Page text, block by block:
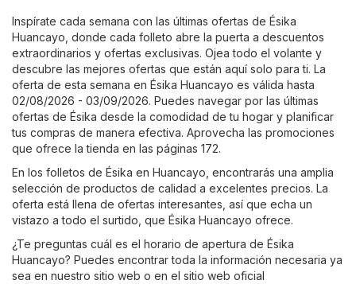
Inspírate cada semana con las últimas ofertas de Ésika
Huancayo, donde cada folleto abre la puerta a descuentos
extraordinarios y ofertas exclusivas. Ojea todo el volante y
descubre las mejores ofertas que están aquí solo para ti. La
oferta de esta semana en Ésika Huancayo es válida hasta
02/08/2026 - 03/09/2026. Puedes navegar por las últimas
ofertas de Ésika desde la comodidad de tu hogar y planificar
tus compras de manera efectiva. Aprovecha las promociones
que ofrece la tienda en las páginas 172.
En los folletos de Ésika en Huancayo, encontrarás una amplia
selección de productos de calidad a excelentes precios. La
oferta está llena de ofertas interesantes, así que echa un
vistazo a todo el surtido, que Ésika Huancayo ofrece.
¿Te preguntas cuál es el horario de apertura de Ésika
Huancayo? Puedes encontrar toda la información necesaria ya
sea en nuestro sitio web o en el sitio web oficial